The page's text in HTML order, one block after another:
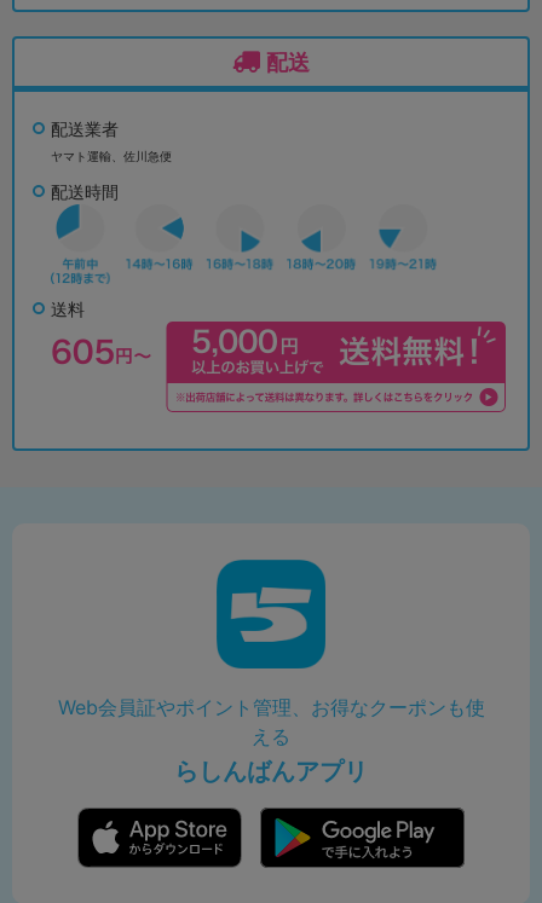
配送
配送業者
ヤマト運輸、佐川急便
配送時間
送料
Web会員証やポイント管理、お得なクーポンも使
える
らしんばんアプリ